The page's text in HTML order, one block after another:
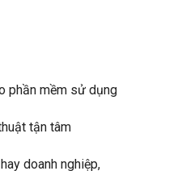
phần mềm sử dụng
tận tâm
doanh nghiệp,